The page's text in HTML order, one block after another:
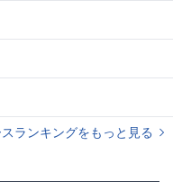
ランキングをもっと見る